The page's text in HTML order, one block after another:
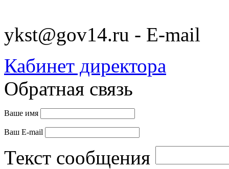
ykst@gov14.ru - E-mail
Кабинет директора
Обратная связь
Ваше имя
Ваш E-mail
Текст сообщения